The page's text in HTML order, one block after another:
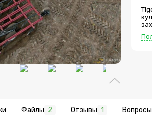
Файлы 2 Отзывы 1 Вопросы